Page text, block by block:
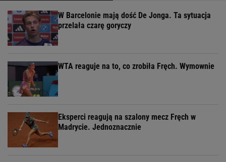
W Barcelonie mają dość De Jonga. Ta sytuacja
przelała czarę goryczy
WTA reaguje na to, co zrobiła Fręch. Wymownie
Eksperci reagują na szalony mecz Fręch w
Madrycie. Jednoznacznie